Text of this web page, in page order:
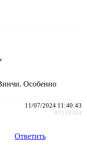
Особенно
11/07/2024 11:40:43
#3159304
Ответить